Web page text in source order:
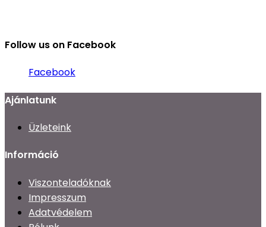
Follow us on Facebook
Facebook
Ajánlatunk
Üzleteink
Információ
Viszonteladóknak
Impresszum
Adatvédelem